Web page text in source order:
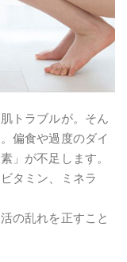
トラブルが。そん
偏食や過度のダイ
」が不足します。
タミン、ミネラ
の乱れを正すこと